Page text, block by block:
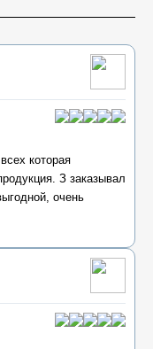
которая
З заказывал
очень